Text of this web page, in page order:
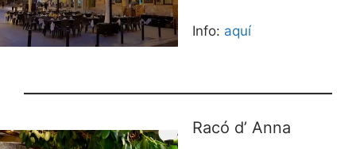
Info: aquí
Racó d’ Anna